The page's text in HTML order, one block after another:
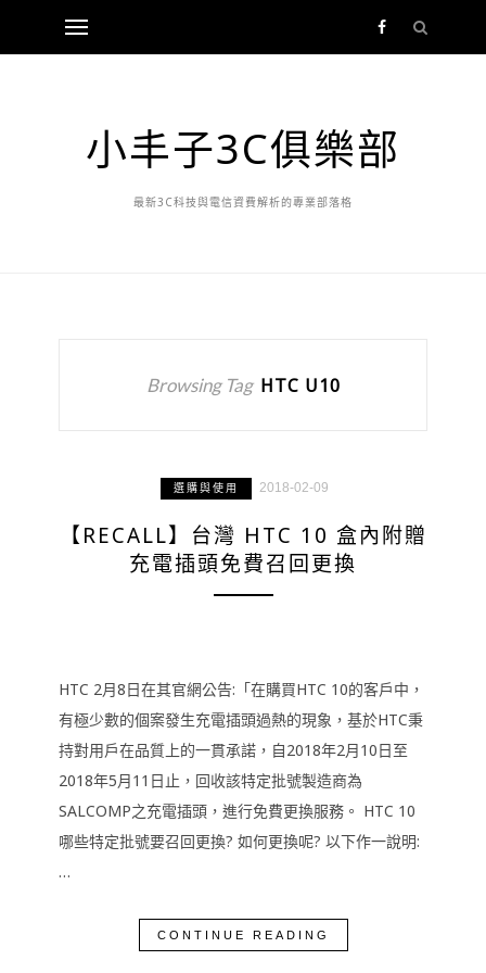
小丰子3C俱樂部
最新3C科技與電信資費解析的專業部落格
Browsing Tag HTC U10
選購與使用 2018-02-09
【RECALL】台灣 HTC 10 盒內附贈
充電插頭免費召回更換
HTC 2月8日在其官網公告:「在購買HTC 10的客戶中，
有極少數的個案發生充電插頭過熱的現象，基於HTC秉
持對用戶在品質上的一貫承諾，自2018年2月10日至
2018年5月11日止，回收該特定批號製造商為
SALCOMP之充電插頭，進行免費更換服務。 HTC 10
哪些特定批號要召回更換? 如何更換呢? 以下作一說明:
…
CONTINUE READING